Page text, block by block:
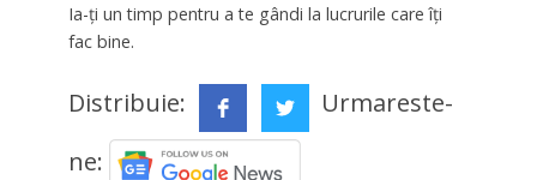
Ia-ți un timp pentru a te gândi la lucrurile care îți
fac bine.
Distribuie:
Urmareste-
ne: